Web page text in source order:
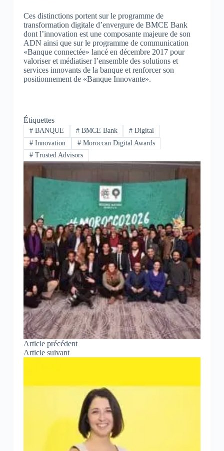
Ces distinctions portent sur le programme de
transformation digitale d’envergure de BMCE Bank
dont l’innovation est une composante majeure de son
ADN ainsi que sur le programme de communication
«Banque connectée» lancé en décembre 2017 pour
valoriser et médiatiser l’ensemble des solutions et
services innovants de la banque et renforcer son
positionnement de «Banque Innovante».
Étiquettes
#BANQUE #BMCE Bank # Digital
#Innovation #Moroccan Digital Awards
#Trusted Advisors
Articleprécédent
Articlesuivant